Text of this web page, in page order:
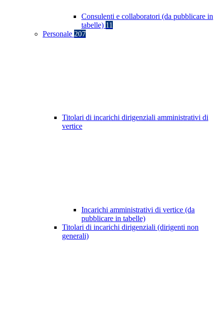
Consulenti e collaboratori (da pubblicare in
tabelle) 11
Personale 207
Titolari di incarichi dirigenziali amministrativi di
vertice
Incarichi amministrativi di vertice (da
pubblicare in tabelle)
Titolari di incarichi dirigenziali (dirigenti non
generali)